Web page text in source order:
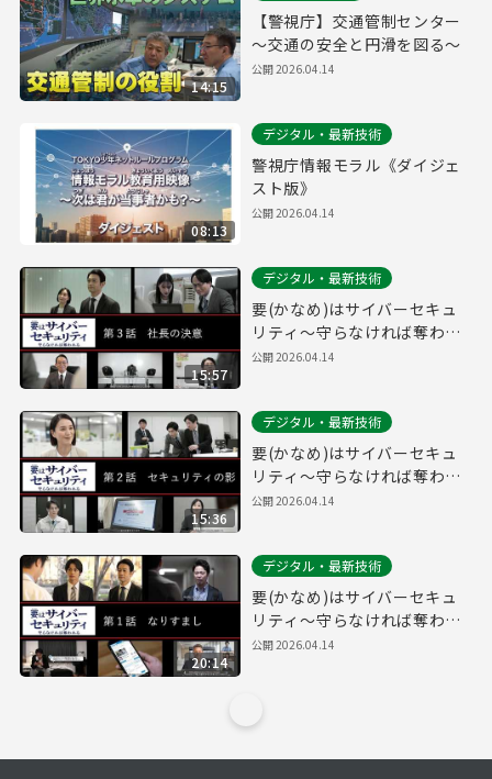
14:15
【警視庁】交通管制センター
～交通の安全と円滑を図る～
公開2026.04.14
08:13
デジタル・最新技術
警視庁情報モラル《ダイジェ
スト版》
公開2026.04.14
15:57
デジタル・最新技術
要(かなめ)はサイバーセキュ
リティ～守らなければ奪われ
る～第３話「社長の決意」(経
公開2026.04.14
15:36
デジタル・最新技術
要(かなめ)はサイバーセキュ
リティ～守らなければ奪われ
る～第２話「セキュリティの
公開2026.04.14
20:14
デジタル・最新技術
要(かなめ)はサイバーセキュ
リティ～守らなければ奪われ
る～第１話「なりすまし」(一
公開2026.04.14